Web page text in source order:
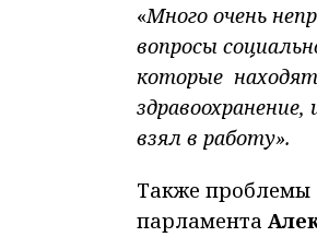
«Много очень
вопросы
которые
взял в работу».
Также проблемы
парламента